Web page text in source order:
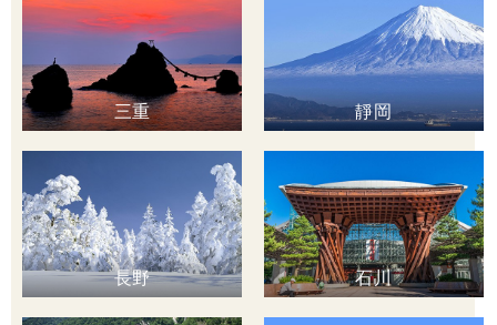
三重 靜岡
長野 石川